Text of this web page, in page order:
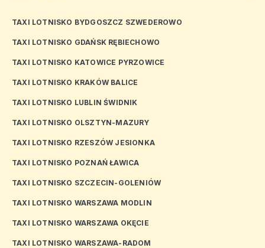
TAXI LOTNISKO BYDGOSZCZ SZWEDEROWO
TAXI LOTNISKO GDAŃSK RĘBIECHOWO
TAXI LOTNISKO KATOWICE PYRZOWICE
TAXI LOTNISKO KRAKÓW BALICE
TAXI LOTNISKO LUBLIN ŚWIDNIK
TAXI LOTNISKO OLSZTYN-MAZURY
TAXI LOTNISKO RZESZÓW JESIONKA
TAXI LOTNISKO POZNAŃ ŁAWICA
TAXI LOTNISKO SZCZECIN-GOLENIÓW
TAXI LOTNISKO WARSZAWA MODLIN
TAXI LOTNISKO WARSZAWA OKĘCIE
TAXI LOTNISKO WARSZAWA-RADOM